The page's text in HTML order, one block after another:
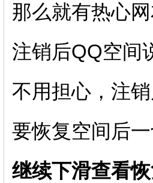
那么就有热心
注销后QQ空间
不用担心，注
要恢复空间后
继续下滑查看